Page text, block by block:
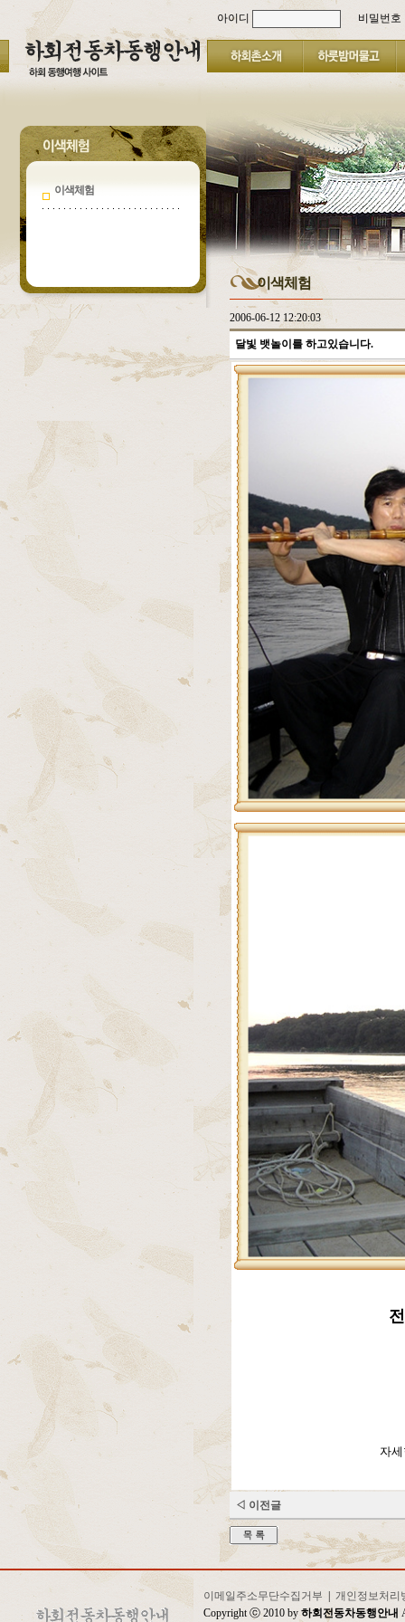
이색체험
아이디 비밀번호
이색체험
2006-06-12 12:20:03
달빛 뱃놀이를 하고있습니다.
자
◁ 이전글
이메일주소무단수집거부
개인정보처리
Copyright ⓒ 2010 by하회전동차동행안내